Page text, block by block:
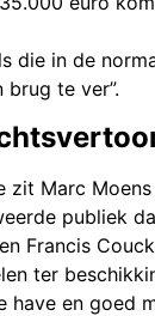
die in de
brug te ver”.
Marc Moens
publiek
Francis
ter
have en goed